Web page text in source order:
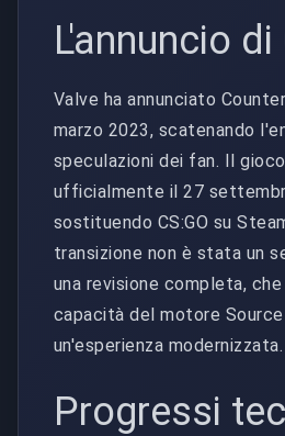
L'annuncio di
Valve ha annunciato
marzo 2023, scatenando
speculazioni dei fan. Il
ufficialmente il 27
sostituendo CS:GO su
transizione non è stata un
una revisione completa,
capacità del motore
un'esperienza modernizzata.
Progressi